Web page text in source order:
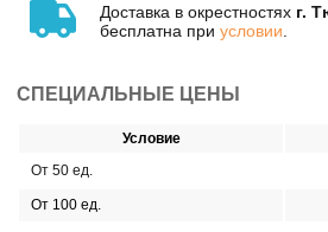
Доставка в окрестностях г.
бесплатна при условии
СПЕЦИАЛЬНЫЕ ЦЕНЫ
Условие
От 50 ед.
От 100 ед.